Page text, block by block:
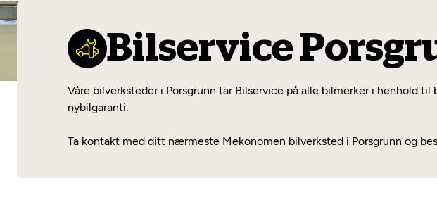
Bilservice
Våre bilverksteder i Porsgrunn tar Bilservice på alle bilmerker i henhold
nybilgaranti.
Ta kontakt med ditt nærmeste Mekonomen bilverksted i Porsgrunn og